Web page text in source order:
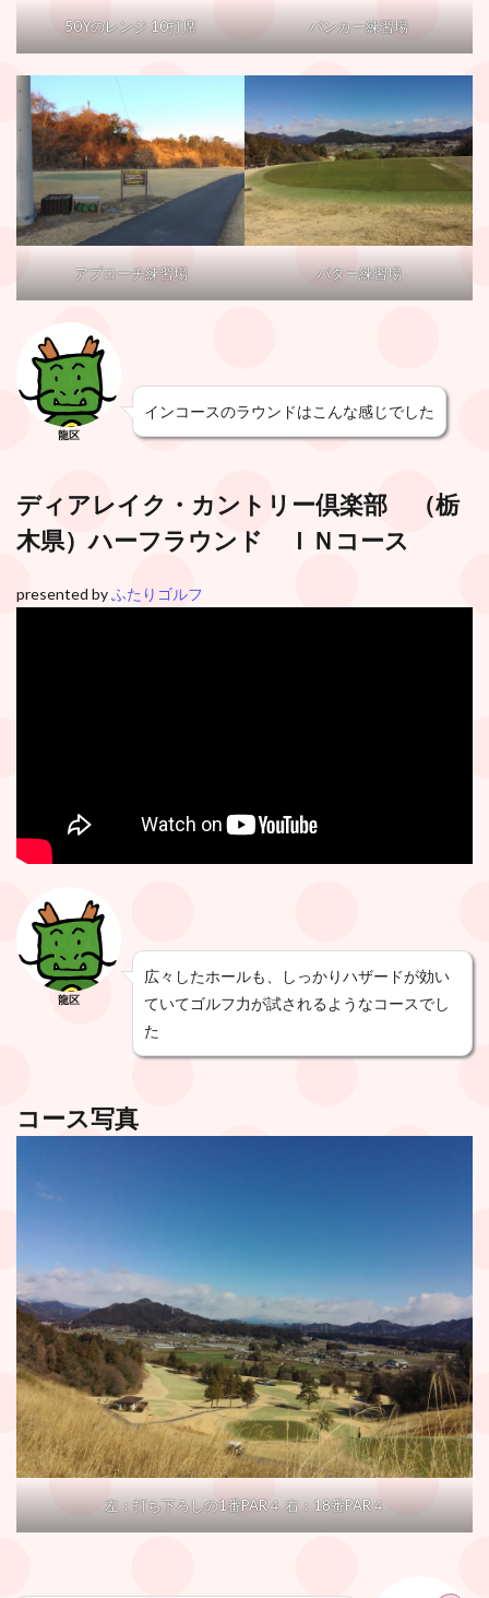
50Yのレンジ 10打席 バンカー練習場
アプローチ練習場 パター練習場
龍区
インコースのラウンドはこんな感じでした
ディアレイク・カントリー倶楽部 （栃
木県）ハーフラウンド ＩＮコース
presented byふたりゴルフ
龍区
広々したホールも、しっかりハザードが効い
ていてゴルフ力が試されるようなコースでし
た
コース写真
左：打ち下ろしの1番PAR４ 右：18番PAR４